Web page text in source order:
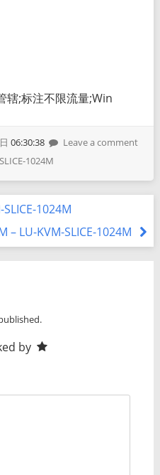
辖;标注不限流量;Win
06:30:38
Leave a comment
1024M
1024M
– LU-KVM-SLICE-1024M
by